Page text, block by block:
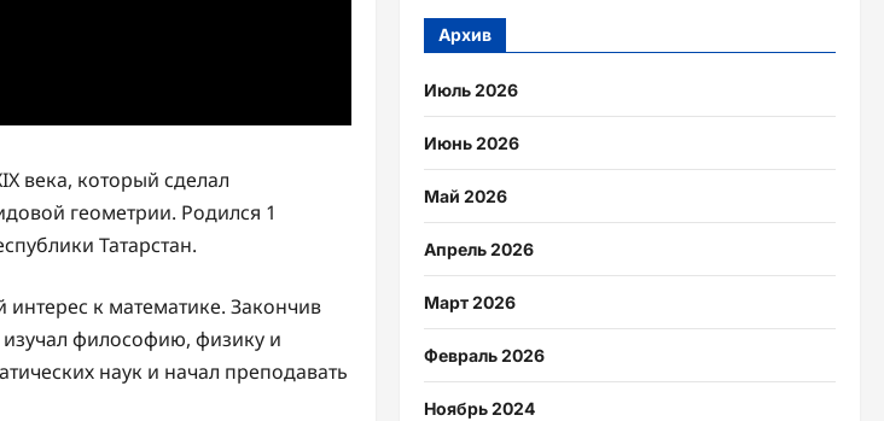
века, который сделал
геометрии. Родился 1
Татарстан.
к математике. Закончив
изучал философию, физику и
наук и начал преподавать
Архив
Июль 2026
Июнь 2026
Май 2026
Апрель 2026
Март 2026
Февраль 2026
Ноябрь 2024